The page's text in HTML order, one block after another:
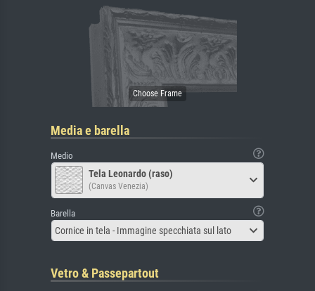
Media e barella
Medio
Tela Leonardo (raso)
(Canvas Venezia)
Barella
Cornice in tela - Immagine specchiata sul lato
Vetro & Passepartout